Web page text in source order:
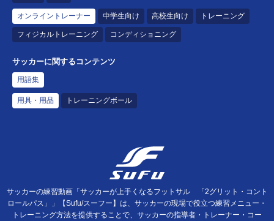
オンライントレーナー 中学生向け 高校生向け トレーニング
フィジカルトレーニング コンディショニング
サッカーに関するコンテンツ
用語集
用具・用品 トレーニングボール
サッカーの練習動画「サッカーが上手くなるフットサル 「2グリット・コント
ロールパス」」【Sufu/スーフー】は、サッカーの現場で役立つ練習メニュー・
トレーニング方法を提供することで、サッカーの指導者・トレーナー・コー